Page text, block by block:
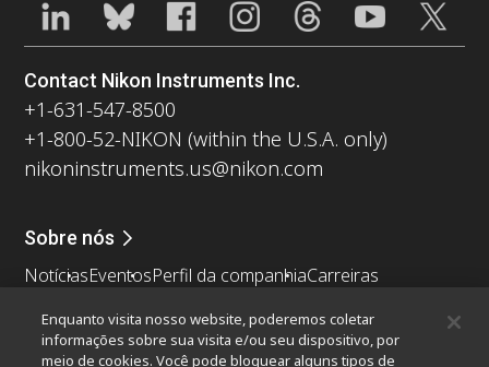
Contact Nikon Instruments Inc.
+1-631-547-8500
+1-800-52-NIKON (within the U.S.A. only)
nikoninstruments.us@nikon.com
Sobre nós
NotíciasEventosPerfil da companhiaCarreiras
Nikon Microscopes 100th Anniversary
Enquanto visita nosso website, poderemos coletar
informações sobre sua visita e/ou seu dispositivo, por
meio de cookies. Você pode bloquear alguns tipos de